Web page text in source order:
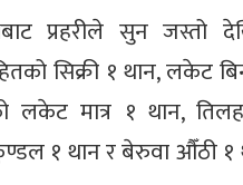
प्रहरीले सुन जस्तो
सिक्री १ थान, लकेट
लकेट मात्र १ थान,
१ थान र बेरुवा औँठी १